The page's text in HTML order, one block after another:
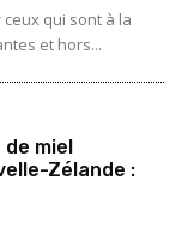
qui sont à la
et hors...
miel
Zélande :